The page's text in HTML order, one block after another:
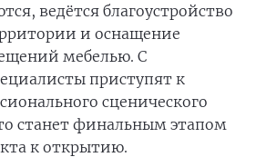
ведётся благоустройство
и оснащение
мебелью. С
приступят к
сценического
станет финальным этапом
к открытию.